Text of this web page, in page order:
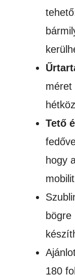
méret
Tető
hogy
bögre
180